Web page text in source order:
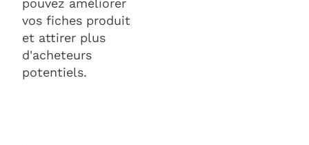
vos fiches produit
et attirer plus
d'acheteurs
potentiels.